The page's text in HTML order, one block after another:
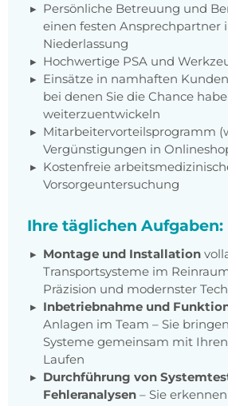
Persönliche Betreuung und
einen festen Ansprechpartner
Niederlassung
Hochwertige PSA und
Einsätze in namhaften
bei denen Sie die Chance
weiterzuentwickeln
Mitarbeitervorteilsprogramm
Vergünstigungen in
Kostenfreie
Vorsorgeuntersuchung
Ihre täglichen Aufgaben:
Montage und Installation
Transportsysteme im
Präzision und modernster
Inbetriebnahme und
Anlagen im Team – Sie
Systeme gemeinsam mit
Laufen
Durchführung von
Fehleranalysen – Sie erkennen